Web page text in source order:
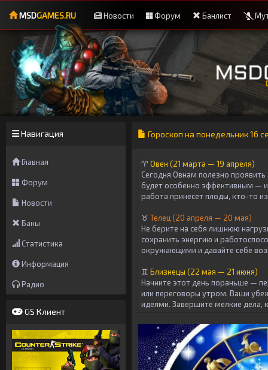
MSDGAMES.RU Новости Форум Банлист
Навигация
Главная
Форум
Новости
Баны
Статистика
Информация
Радио
GS Клиент
Гороскоп на понедельник 16
♈ Овен (21 марта — 19 апреля)
Сегодня Овнам полезно
будет особенно эффективным —
работа принесет плоды, кто-то
♉ Телец (20 апреля — 20 мая)
Не берите на себя лишнюю
сохранить энергию и
окружающими и давайте себе
♊ Близнецы (22 мая — 21 июня)
Начните этот день пораньше —
или переговоры утром. Ваши
идеями. Завершите мелкие дела,